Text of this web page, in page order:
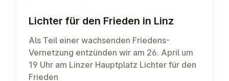
Lichter für den Frieden in Linz
Als Teil einer wachsenden Friedens-
Vernetzung entzünden wir am 26. April um
19 Uhr am Linzer Hauptplatz Lichter für den
Frieden